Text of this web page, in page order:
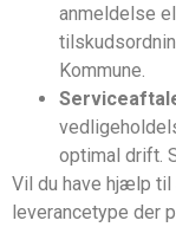
anmeldelse
Kommune.
optimal drift.
Vil du have hjælp til
leverancetype der